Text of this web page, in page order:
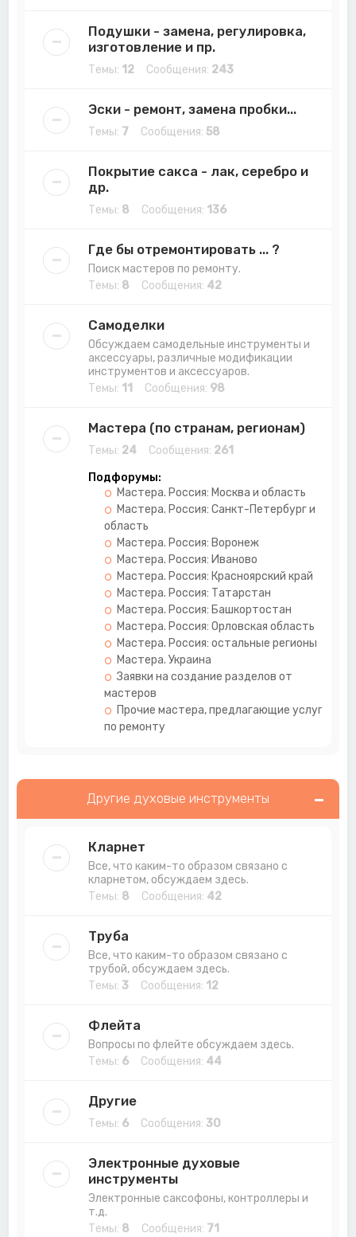
Подушки - замена, регулировка,
изготовление и пр.
Темы: 12 Сообщения: 243
Эски - ремонт, замена пробки...
Темы: 7 Сообщения: 58
Покрытие сакса - лак, серебро и
др.
Темы: 8 Сообщения: 136
Где бы отремонтировать ... ?
Поиск мастеров по ремонту.
Темы: 8 Сообщения: 42
Самоделки
Обсуждаем самодельные инструменты и
аксессуары, различные модификации
инструментов и аксессуаров.
Темы: 11 Сообщения: 98
Мастера (по странам, регионам)
Темы: 24 Сообщения: 261
Подфорумы:
Мастера. Россия: Москва и область
Мастера. Россия: Санкт-Петербург и
область
Мастера. Россия: Воронеж
Мастера. Россия: Иваново
Мастера. Россия: Красноярский край
Мастера. Россия: Татарстан
Мастера. Россия: Башкортостан
Мастера. Россия: Орловская область
Мастера. Россия: остальные регионы
Мастера. Украина
Заявки на создание разделов от
мастеров
Прочие мастера, предлагающие услуги
по ремонту
Другие духовые инструменты
Кларнет
Все, что каким-то образом связано с
кларнетом, обсуждаем здесь.
Темы: 8 Сообщения: 42
Труба
Все, что каким-то образом связано с
трубой, обсуждаем здесь.
Темы: 3 Сообщения: 12
Флейта
Вопросы по флейте обсуждаем здесь.
Темы: 6 Сообщения: 44
Другие
Темы: 6 Сообщения: 30
Электронные духовые
инструменты
Электронные саксофоны, контроллеры и
т.д.
Темы: 8 Сообщения: 71